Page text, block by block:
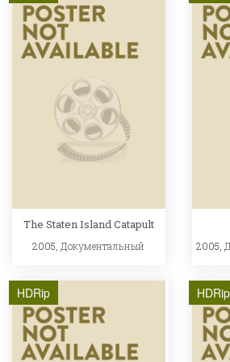
The Staten Island Catapult
2005, Документальный 2005,
HDRip HDRip